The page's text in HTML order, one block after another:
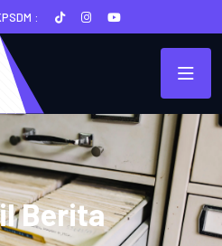
:
Berita